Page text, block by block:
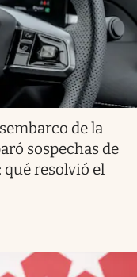
de la
sospechas de
qué resolvió el